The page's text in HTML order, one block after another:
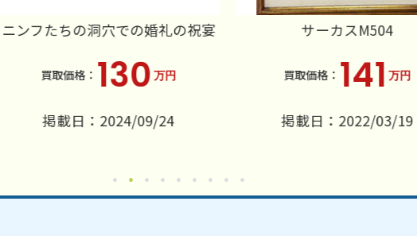
たちの洞穴での婚礼の祝宴
130 万円
掲載日：2024/09/24
サーカスM504
141 万円
掲載日：2022/03/19